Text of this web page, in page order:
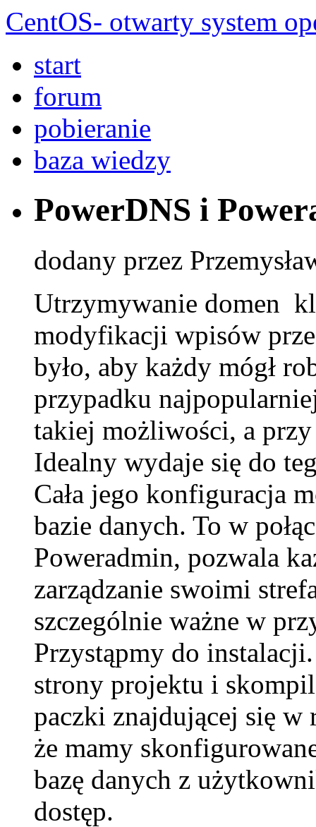
CentOS- otwarty system
start
forum
pobieranie
baza wiedzy
PowerDNS i
dodany przez
Utrzymywanie domen
modyfikacji wpisów
było, aby każdy mógł
przypadku
takiej możliwości, a
Idealny wydaje się do
Cała jego konfiguracja
bazie danych. To w
Poweradmin, pozwala
zarządzanie swoimi
szczególnie ważne w
Przystąpmy do
strony projektu i
paczki znajdującej się w
że mamy
bazę danych z
dostęp.